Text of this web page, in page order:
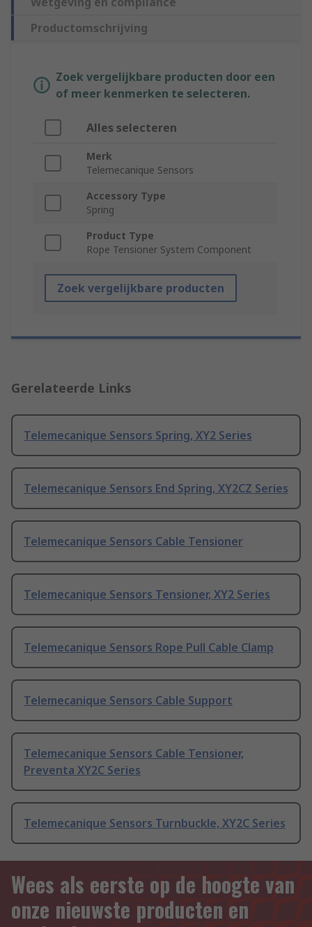
Productomschrijving
Zoek vergelijkbare producten door een
of meer kenmerken te selecteren.
Alles selecteren
Merk
Telemecanique Sensors
Accessory Type
Spring
Product Type
Rope Tensioner System Component
Zoek vergelijkbare producten
Gerelateerde Links
Telemecanique Sensors Spring, XY2 Series
Telemecanique Sensors End Spring, XY2CZ Series
Telemecanique Sensors Cable Tensioner
Telemecanique Sensors Tensioner, XY2 Series
Telemecanique Sensors Rope Pull Cable Clamp
Telemecanique Sensors Cable Support
Telemecanique Sensors Cable Tensioner,
Preventa XY2C Series
Telemecanique Sensors Turnbuckle, XY2C Series
Wees als eerste op de hoogte van
onze nieuwste producten en